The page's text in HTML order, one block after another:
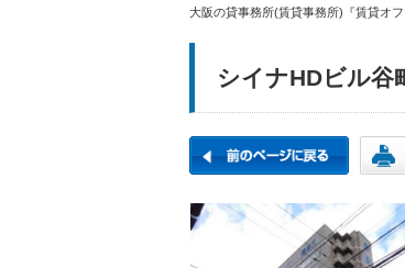
大阪の貸事務所(賃貸事務所)『賃貸オフ
シイナHDビル谷